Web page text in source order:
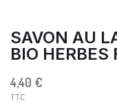
SAVON AU
BIO HERBES
4,40 €
TTC